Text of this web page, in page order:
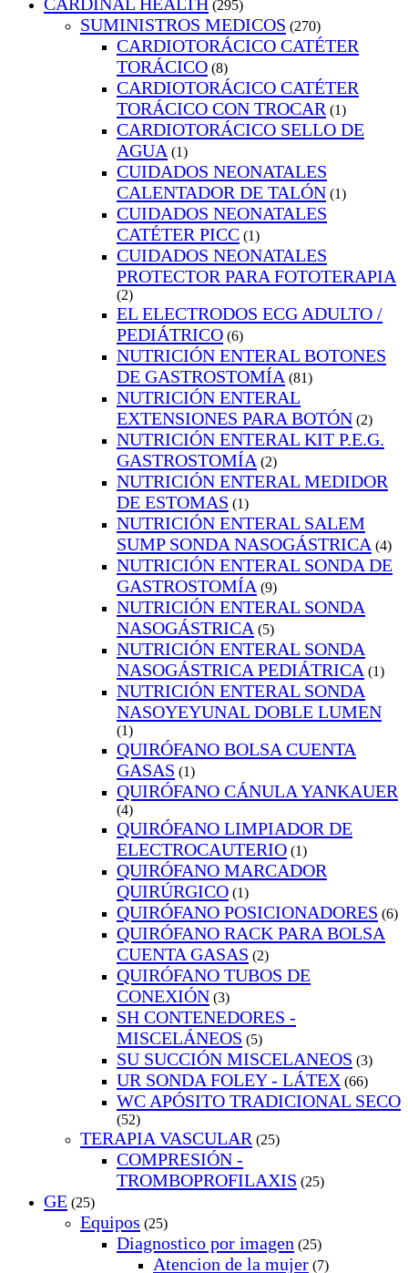
(295)
SUMINISTROS MEDICOS (270)
CARDIOTORÁCICO CATÉTER
TORÁCICO (8)
CARDIOTORÁCICO CATÉTER
TORÁCICO CON TROCAR (1)
CARDIOTORÁCICO SELLO DE
AGUA (1)
CUIDADOS NEONATALES
CALENTADOR DE TALÓN (1)
CUIDADOS NEONATALES
CATÉTER PICC (1)
CUIDADOS NEONATALES
PROTECTOR PARA FOTOTERAPIA
(2)
EL ELECTRODOS ECG ADULTO /
PEDIÁTRICO (6)
NUTRICIÓN ENTERAL BOTONES
DE GASTROSTOMÍA (81)
NUTRICIÓN ENTERAL
EXTENSIONES PARA BOTÓN (2)
NUTRICIÓN ENTERAL KIT P.E.G.
GASTROSTOMÍA (2)
NUTRICIÓN ENTERAL MEDIDOR
DE ESTOMAS (1)
NUTRICIÓN ENTERAL SALEM
SUMP SONDA NASOGÁSTRICA (4)
NUTRICIÓN ENTERAL SONDA DE
GASTROSTOMÍA (9)
NUTRICIÓN ENTERAL SONDA
NASOGÁSTRICA (5)
NUTRICIÓN ENTERAL SONDA
NASOGÁSTRICA PEDIÁTRICA (1)
NUTRICIÓN ENTERAL SONDA
NASOYEYUNAL DOBLE LUMEN
(1)
QUIRÓFANO BOLSA CUENTA
GASAS (1)
QUIRÓFANO CÁNULA YANKAUER
(4)
QUIRÓFANO LIMPIADOR DE
ELECTROCAUTERIO (1)
QUIRÓFANO MARCADOR
QUIRÚRGICO (1)
QUIRÓFANO POSICIONADORES (6)
QUIRÓFANO RACK PARA BOLSA
CUENTA GASAS (2)
QUIRÓFANO TUBOS DE
CONEXIÓN (3)
SH CONTENEDORES -
MISCELÁNEOS (5)
SU SUCCIÓN MISCELANEOS (3)
UR SONDA FOLEY - LÁTEX (66)
WC APÓSITO TRADICIONAL SECO
(52)
TERAPIA VASCULAR (25)
COMPRESIÓN -
TROMBOPROFILAXIS (25)
GE (25)
Equipos (25)
Diagnostico por imagen (25)
Atencion de la mujer (7)